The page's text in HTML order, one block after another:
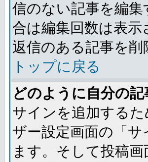
信のない記事を編
合は編集回数は表
返信のある記事を
トップに戻る
どのように自分の
サインを追加する
ザー設定画面の「
ます。そして投稿